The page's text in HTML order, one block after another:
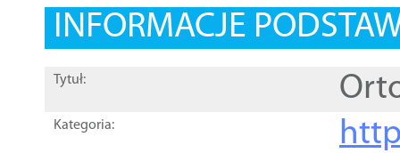
INFORMACJE
Tytuł:
Kategoria: